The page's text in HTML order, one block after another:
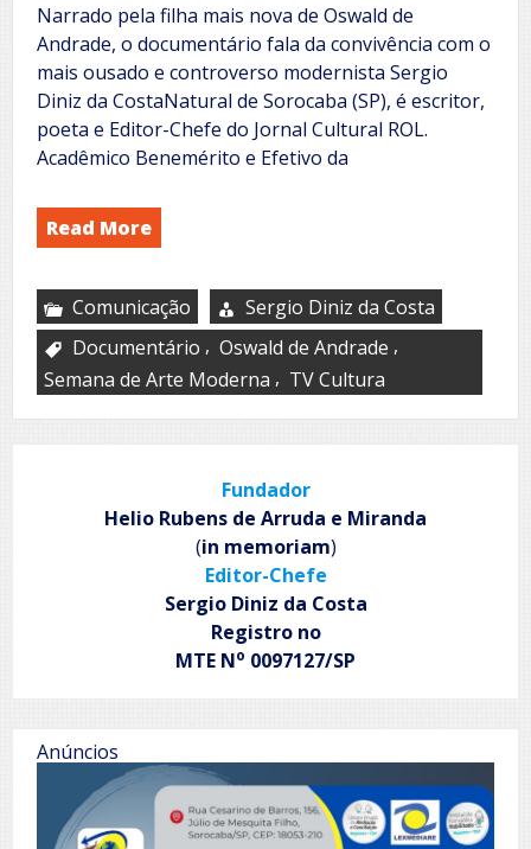
Narrado pela filha mais nova de Oswald de
Andrade, o documentário fala da convivência com o
mais ousado e controverso modernista Sergio
Diniz da CostaNatural de Sorocaba (SP), é escritor,
poeta e Editor-Chefe do Jornal Cultural ROL.
Acadêmico Benemérito e Efetivo da
Read More
Comunicação
Sergio Diniz da Costa
Documentário , Oswald de Andrade ,
Semana de Arte Moderna , TV Cultura
Fundador
Helio Rubens de Arruda e Miranda
(in memoriam)
Editor-Chefe
Sergio Diniz da Costa
Registro no
MTE No 0097127/SP
Anúncios